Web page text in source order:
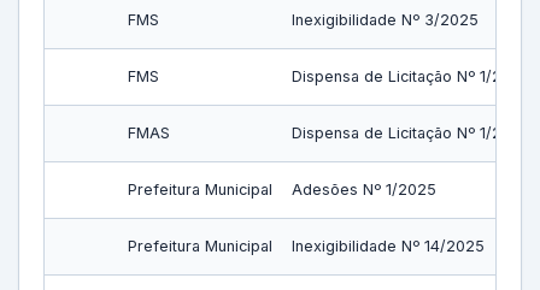
FMS Inexigibilidade Nº 3/2025
FMS Dispensa de Licitação Nº 1/2025
FMAS Dispensa de Licitação Nº 1/2025
Prefeitura Municipal Adesões Nº 1/2025
Prefeitura Municipal Inexigibilidade Nº 14/2025